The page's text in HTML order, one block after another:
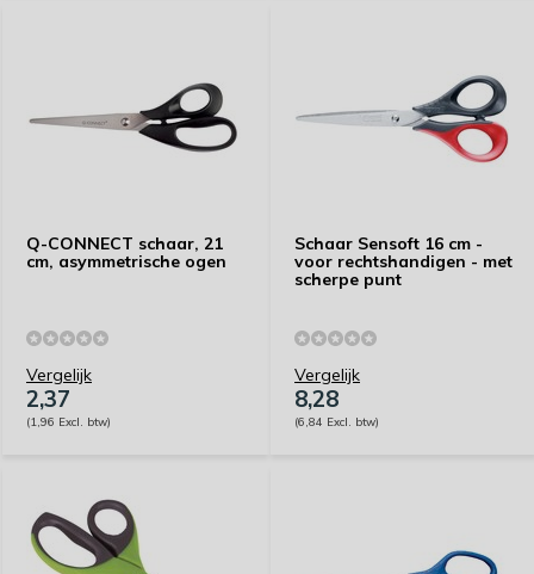
Q-CONNECT schaar, 21
cm, asymmetrische ogen
Vergelijk
2,37
(1,96 Excl. btw)
Schaar Sensoft 16 cm -
voor rechtshandigen - met
scherpe punt
Vergelijk
8,28
(6,84 Excl. btw)